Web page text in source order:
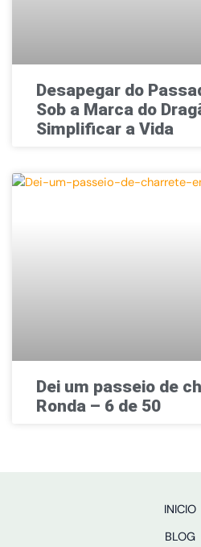
Desapegar do
Sob a Marca do
Simplificar a Vida
Dei um passeio de
Ronda – 6 de 50
INICIO
BLOG